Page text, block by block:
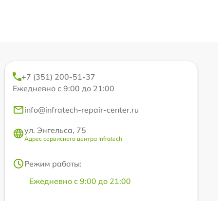
+7 (351) 200-51-37
Ежедневно с 9:00 до 21:00
info@infratech-repair-center.ru
ул. Энгельса, 75
Адрес сервисного центра Infratech
Режим работы:
Ежедневно с 9:00 до 21:00